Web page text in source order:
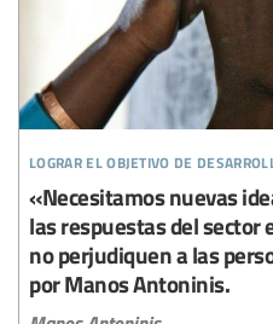
lograr el objetivo de
«Necesitamos nuevas
las respuestas del sector
no perjudiquen a las
por Manos Antoninis.